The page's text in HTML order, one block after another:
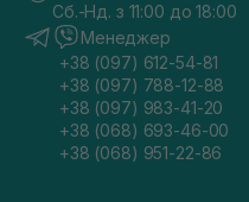
Сб.-Нд. з 11:00 до 18:00
Менеджер
+38 (097) 612-54-81
+38 (097) 788-12-88
+38 (097) 983-41-20
+38 (068) 693-46-00
+38 (068) 951-22-86